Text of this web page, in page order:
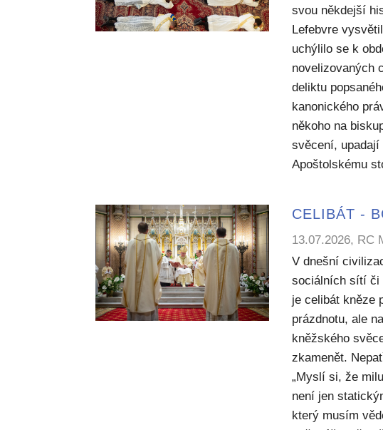
svou někdejší
Lefebvre
uchýlilo se k
novelizovaných
deliktu
kanonického
někoho na
svěcení, upadají
Apoštolskému
CELIBÁT -
13.07.2026, RC
V dnešní
sociálních sítí či
je celibát kněze
prázdnotu, ale
kněžského
zkamenět.
„Myslí si, že
není jen
který musím